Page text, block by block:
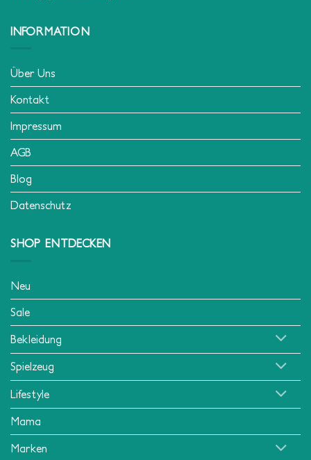
INFORMATION
Über Uns
Kontakt
Impressum
AGB
Blog
Datenschutz
SHOP ENTDECKEN
Neu
Sale
Bekleidung
Spielzeug
Lifestyle
Mama
Marken